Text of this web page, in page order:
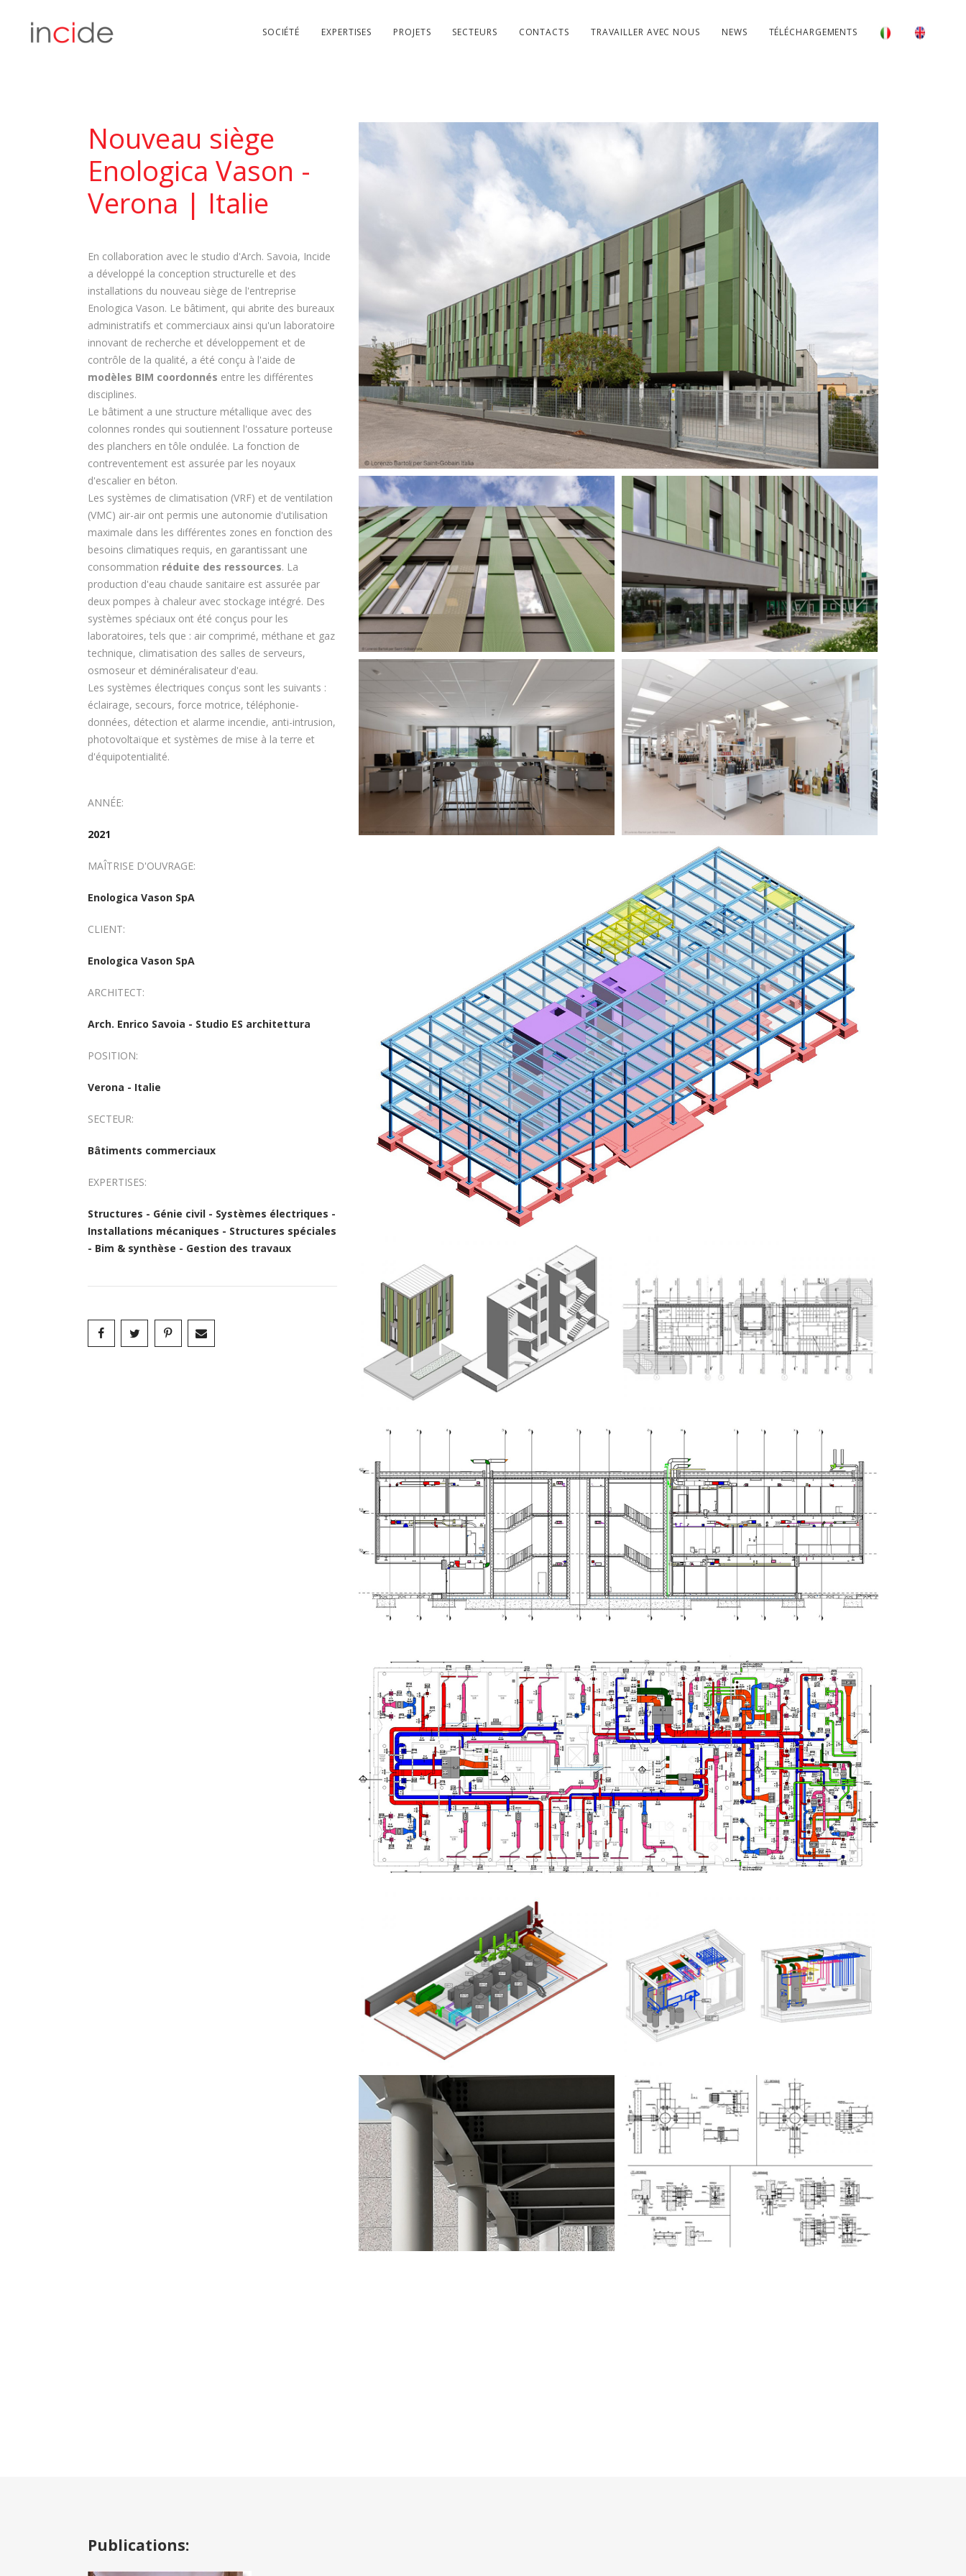
SOCIÉTÉ EXPERTISES PROJETS SECTEURS CONTACTS TRAVAILLER AVEC NOUS NEWS TÉLÉCHARGEMENTS
Nouveau siège
Enologica Vason -
Verona | Italie
En collaboration avec le studio d'Arch. Savoia, Incide
a développé la conception structurelle et des
installations du nouveau siège de l'entreprise
Enologica Vason. Le bâtiment, qui abrite des bureaux
administratifs et commerciaux ainsi qu'un laboratoire
innovant de recherche et développement et de
contrôle de la qualité, a été conçu à l'aide de
modèles BIM coordonnés entre les différentes
disciplines.
Le bâtiment a une structure métallique avec des
colonnes rondes qui soutiennent l'ossature porteuse
des planchers en tôle ondulée. La fonction de
contreventement est assurée par les noyaux
d'escalier en béton.
Les systèmes de climatisation (VRF) et de ventilation
(VMC) air-air ont permis une autonomie d'utilisation
maximale dans les différentes zones en fonction des
besoins climatiques requis, en garantissant une
consommation réduite des ressources. La
production d'eau chaude sanitaire est assurée par
deux pompes à chaleur avec stockage intégré. Des
systèmes spéciaux ont été conçus pour les
laboratoires, tels que : air comprimé, méthane et gaz
technique, climatisation des salles de serveurs,
osmoseur et déminéralisateur d'eau.
Les systèmes électriques conçus sont les suivants :
éclairage, secours, force motrice, téléphonie-
données, détection et alarme incendie, anti-intrusion,
photovoltaïque et systèmes de mise à la terre et
d'équipotentialité.
ANNÉE:
2021
MAÎTRISE D'OUVRAGE:
Enologica Vason SpA
CLIENT:
Enologica Vason SpA
ARCHITECT:
Arch. Enrico Savoia - Studio ES architettura
POSITION:
Verona - Italie
SECTEUR:
Bâtiments commerciaux
EXPERTISES:
Structures - Génie civil - Systèmes électriques -
Installations mécaniques - Structures spéciales
- Bim & synthèse - Gestion des travaux
Publications: